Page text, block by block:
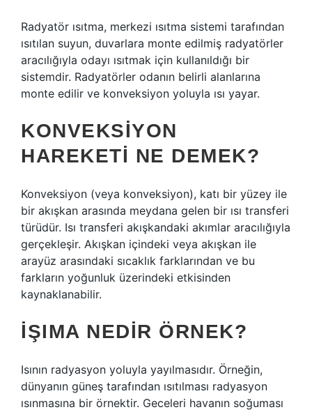
Radyatör ısıtma, merkezi ısıtma sistemi tarafından
ısıtılan suyun, duvarlara monte edilmiş radyatörler
aracılığıyla odayı ısıtmak için kullanıldığı bir
sistemdir. Radyatörler odanın belirli alanlarına
monte edilir ve konveksiyon yoluyla ısı yayar.
KONVEKSIYON
HAREKETI NE DEMEK?
Konveksiyon (veya konveksiyon), katı bir yüzey ile
bir akışkan arasında meydana gelen bir ısı transferi
türüdür. Isı transferi akışkandaki akımlar aracılığıyla
gerçekleşir. Akışkan içindeki veya akışkan ile
arayüz arasındaki sıcaklık farklarından ve bu
farkların yoğunluk üzerindeki etkisinden
kaynaklanabilir.
İŞIMA NEDIR ÖRNEK?
Isının radyasyon yoluyla yayılmasıdır. Örneğin,
dünyanın güneş tarafından ısıtılması radyasyon
ısınmasına bir örnektir. Geceleri havanın soğuması